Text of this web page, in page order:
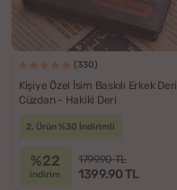
(330)
Kişiye Özel İsim Baskılı Erkek Deri
Cüzdan - Hakiki Deri
2. Ürün %30 İndirimli
%22
indirim
1799.90 TL
1399.90 TL